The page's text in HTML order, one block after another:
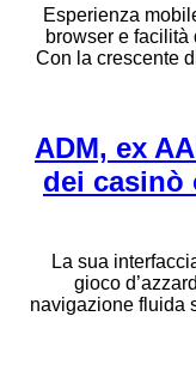
Esperienza
browser e
Con la crescente
**ADM, ex
dei casinò
La sua
gioco
navigazione fluida